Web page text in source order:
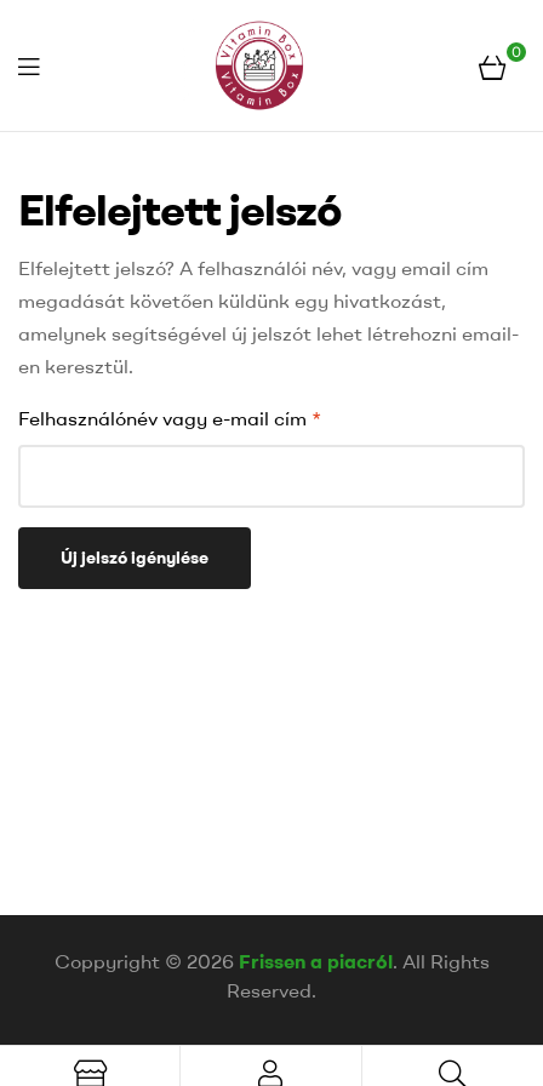
Frissen
a
piacról
0
Menu
Elfelejtett jelszó
Elfelejtett jelszó? A felhasználói név, vagy email cím
megadását követően küldünk egy hivatkozást,
amelynek segítségével új jelszót lehet létrehozni email-
en keresztül.
Felhasználónév vagy e-mail cím *
Új jelszó igénylése
Coppyright © 2026 Frissen a piacról. All Rights
Reserved.